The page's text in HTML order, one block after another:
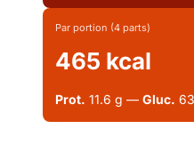
Par portion (4 parts)
465 kcal
Prot. 11.6 g — Gluc.